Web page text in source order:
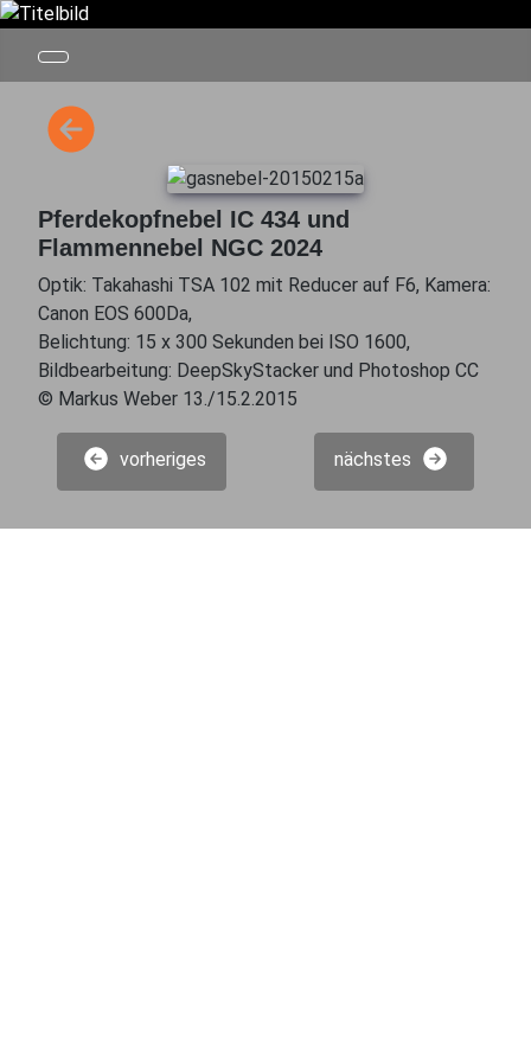
Pferdekopfnebel IC 434 und
Flammennebel NGC 2024
Optik: Takahashi TSA 102 mit Reducer auf F6, Kamera:
Canon EOS 600Da,
Belichtung: 15 x 300 Sekunden bei ISO 1600,
Bildbearbeitung: DeepSkyStacker und Photoshop CC
© Markus Weber 13./15.2.2015
vorheriges nächstes